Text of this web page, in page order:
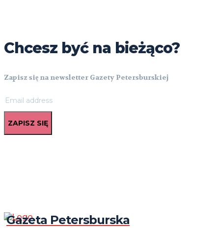
Chcesz być na bieżąco?
Zapisz się na newsletter Gazety Petersburskiej
ZAPISZ SIĘ
Gazeta Petersburska